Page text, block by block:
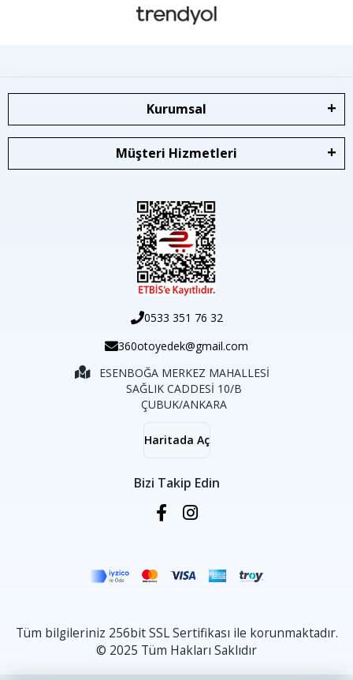
Kurumsal
Müşteri Hizmetleri
0533 351 76 32
360otoyedek@gmail.com
ESENBOĞA MERKEZ MAHALLESİ
SAĞLIK CADDESİ 10/B
ÇUBUK/ANKARA
Haritada Aç
Bizi Takip Edin
Tüm bilgileriniz 256bit SSL Sertifikası ile korunmaktadır.
© 2025 Tüm Hakları Saklıdır